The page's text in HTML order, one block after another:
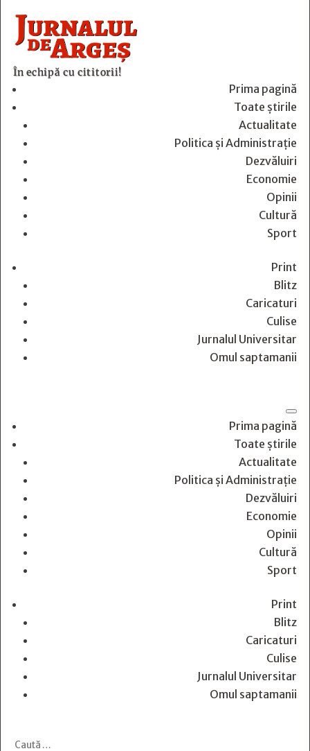
În echipă cu cititorii!
Prima pagină
Toate știrile
Actualitate
Politica și Administrație
Dezvăluiri
Economie
Opinii
Cultură
Sport
Print
Blitz
Caricaturi
Culise
Jurnalul Universitar
Omul saptamanii
Prima pagină
Toate știrile
Actualitate
Politica și Administrație
Dezvăluiri
Economie
Opinii
Cultură
Sport
Print
Blitz
Caricaturi
Culise
Jurnalul Universitar
Omul saptamanii